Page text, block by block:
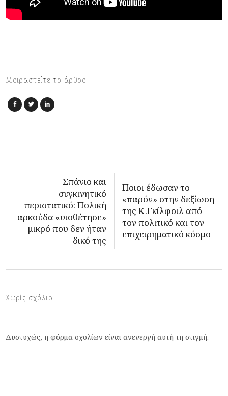
Μοιραστείτε το άρθρο
Σπάνιο και
συγκινητικό
περιστατικό: Πολική
αρκούδα «υιοθέτησε»
μικρό που δεν ήταν
δικό της
Ποιοι έδωσαν το
«παρόν» στην δεξίωση
της Κ.Γκίλφοιλ από
τον πολιτικό και τον
επιχειρηματικό κόσμο
Χωρίς σχόλια
Δυστυχώς, η φόρμα σχολίων είναι ανενεργή αυτή τη στιγμή.